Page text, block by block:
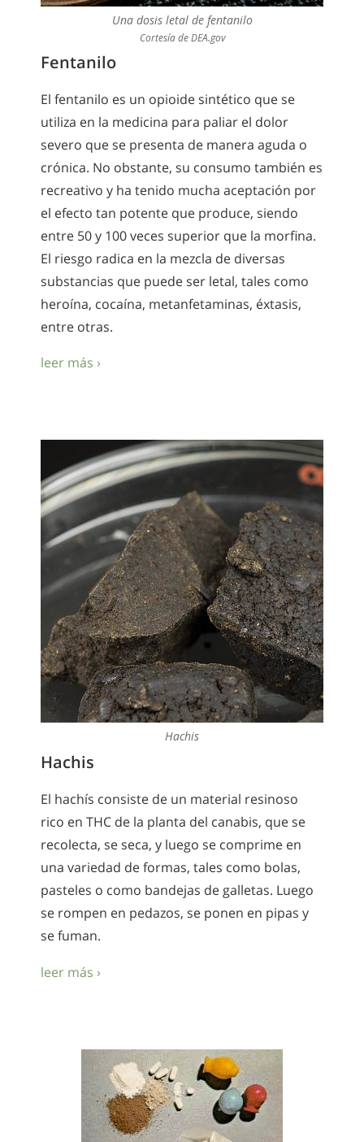
Una dosis letal de fentanilo
Cortesía de DEA.gov
Fentanilo
El fentanilo es un opioide sintético que se
utiliza en la medicina para paliar el dolor
severo que se presenta de manera aguda o
crónica. No obstante, su consumo también es
recreativo y ha tenido mucha aceptación por
el efecto tan potente que produce, siendo
entre 50 y 100 veces superior que la morfina.
El riesgo radica en la mezcla de diversas
substancias que puede ser letal, tales como
heroína, cocaína, metanfetaminas, éxtasis,
entre otras.
leer más ›
Hachis
Hachis
El hachís consiste de un material resinoso
rico en THC de la planta del canabis, que se
recolecta, se seca, y luego se comprime en
una variedad de formas, tales como bolas,
pasteles o como bandejas de galletas. Luego
se rompen en pedazos, se ponen en pipas y
se fuman.
leer más ›